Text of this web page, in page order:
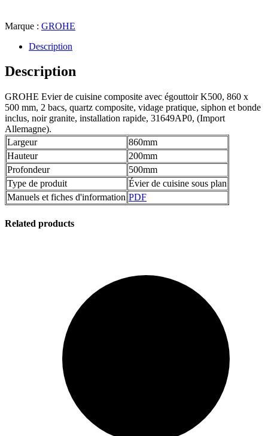
Marque : GROHE
Description
Description
GROHE Evier de cuisine composite avec égouttoir K500, 860 x
500 mm, 2 bacs, quartz composite, vidage pratique, siphon et bonde
inclus, noir granite, installation rapide, 31649AP0, (Import
Allemagne).
Largeur
860mm
Hauteur
200mm
Profondeur
500mm
Type de produit
Évier de cuisine sous plan
Manuels et fiches d'information PDF
Related products